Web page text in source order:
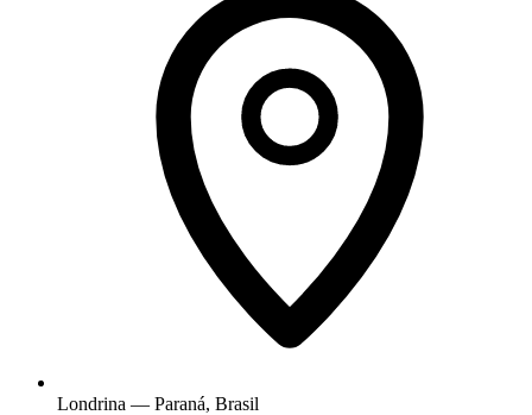
Londrina — Paraná, Brasil